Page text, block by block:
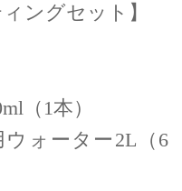
ングセット】
（1本）
ウォーター2L（6